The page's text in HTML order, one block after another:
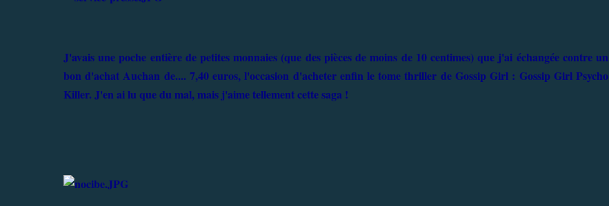
J'avais une poche entière de petites monnaies (que des pièces de moins de 10 centimes) que j'ai échangée contre un
bon d'achat Auchan de.... 7,40 euros, l'occasion d'acheter enfin le tome thriller de Gossip Girl : Gossip Girl Psycho
Killer. J'en ai lu que du mal, mais j'aime tellement cette saga !